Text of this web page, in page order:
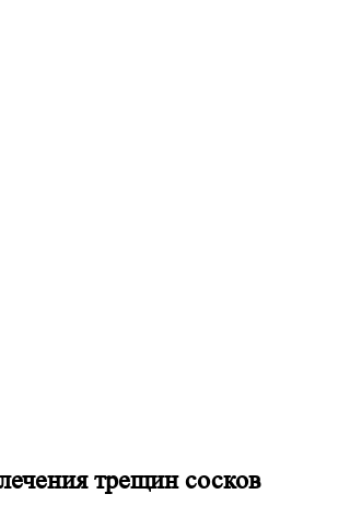
трещин сосков